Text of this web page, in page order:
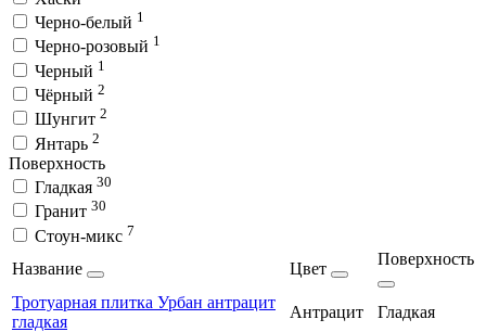
Черно-белый 1
Черно-розовый 1
Черный 1
Чёрный 2
Шунгит 2
Янтарь 2
Поверхность
Гладкая 30
Гранит 30
Стоун-микс 7
Название Цвет
Поверхность
Тротуарная плитка Урбан антрацит
гладкая
Антрацит
Гладкая